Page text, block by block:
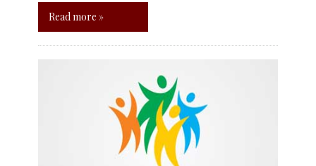
Read more »